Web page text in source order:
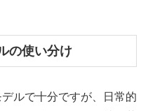
の使い分け
ルで十分ですが、日常的